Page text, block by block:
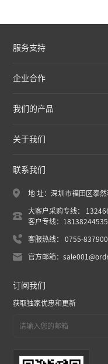
服务支持
企业合作
我们的产品
关于我们
联系我们
地 址：深圳市福田区泰
大客户采购专线：
客户专线：18138244535
客服热线： 0755-
官方邮箱：
订阅我们
获取独家优惠和更新